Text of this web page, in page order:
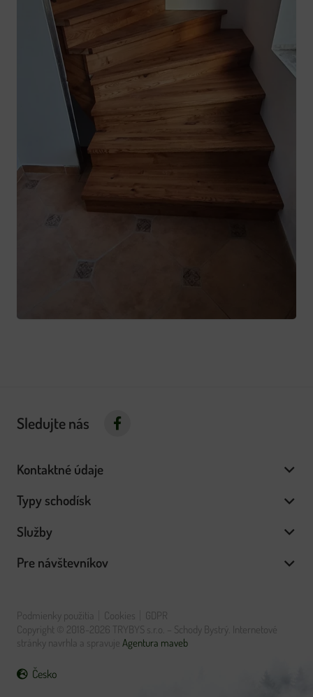
Sledujte nás
Kontaktné údaje
Typy schodísk
Služby
Pre návštevníkov
Podmienky použitia Cookies
GDPR
Copyright © 2018-2026 TRYBYS s.r.o. – Schody Bystrý. Internetové
stránky navrhla a spravuje Agentura maveb
Česko